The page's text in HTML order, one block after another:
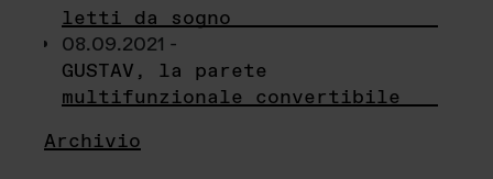
letti da sogno
08.09.2021 -
GUSTAV, la parete
multifunzionale convertibile
Archivio